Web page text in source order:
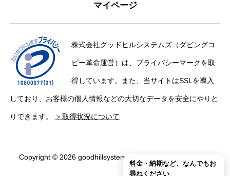
マイページ
株式会社グッドヒルシステムズ（ダビングコ
ピー革命運営）は、プライバシーマークを取
得しています。また、当サイトはSSLを導入
しており、お客様の個人情報などの大切なデータを安全にやりと
りできます。 ＞取得状況について
Copyright © 2026 goodhillsystems Inc. All Rights Reserved.
料金・納期など、なんでもお
尋ねください